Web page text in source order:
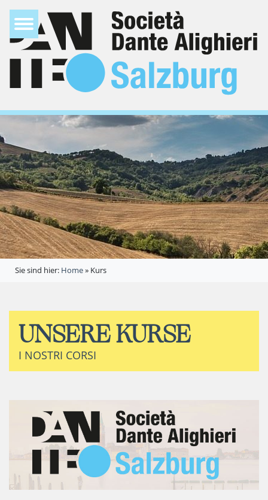
Sie sind hier: Home» Kurs
UNSERE KURSE
I NOSTRI CORSI